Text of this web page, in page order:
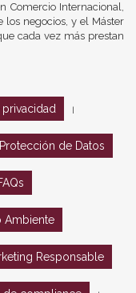
Comercio Internacional,
negocios, y el Máster
cada vez más prestan
privacidad
de Datos
Ambiente
Responsable